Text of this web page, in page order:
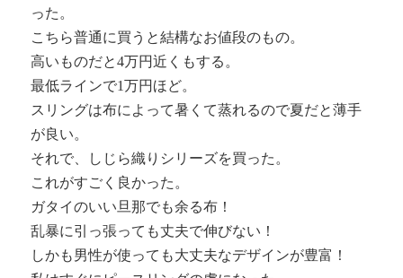
った。
こちら普通に買うと結構なお値段のもの。
高いものだと4万円近くもする。
最低ラインで1万円ほど。
スリングは布によって暑くて蒸れるので夏だと薄手
が良い。
それで、しじら織りシリーズを買った。
これがすごく良かった。
ガタイのいい旦那でも余る布！
乱暴に引っ張っても丈夫で伸びない！
しかも男性が使っても大丈夫なデザインが豊富！